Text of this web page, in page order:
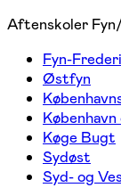
Aftenskoler
Fyn-
Østfyn
Køge Bugt
Sydøst
Syd- og